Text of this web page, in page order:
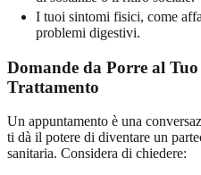
I tuoi sintomi fisici, come
problemi digestivi.
Domande da Porre al
Trattamento
Un appuntamento è una
ti dà il potere di diventare un
sanitaria. Considera di chiedere: